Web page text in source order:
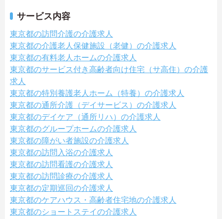
サービス内容
東京都の訪問介護の介護求人
東京都の介護老人保健施設（老健）の介護求人
東京都の有料老人ホームの介護求人
東京都のサービス付き高齢者向け住宅（サ高住）の介護
求人
東京都の特別養護老人ホーム（特養）の介護求人
東京都の通所介護（デイサービス）の介護求人
東京都のデイケア（通所リハ）の介護求人
東京都のグループホームの介護求人
東京都の障がい者施設の介護求人
東京都の訪問入浴の介護求人
東京都の訪問看護の介護求人
東京都の訪問診療の介護求人
東京都の定期巡回の介護求人
東京都のケアハウス・高齢者住宅地の介護求人
東京都のショートステイの介護求人